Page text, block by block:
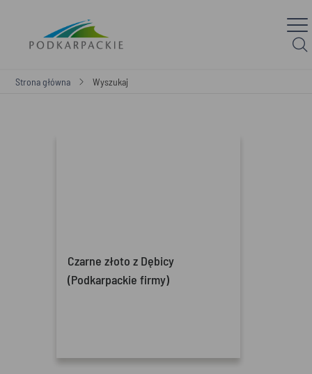
Strona główna Wyszukaj
Czarne złoto z Dębicy
(Podkarpackie firmy)